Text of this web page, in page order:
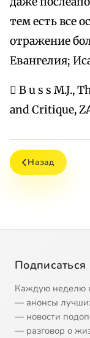
тем есть все
отражение
Евангелия;
 B u s s M.J.,
and Critique,
Назад
Каждую неделю
— анонсы
— новости
— разговор о